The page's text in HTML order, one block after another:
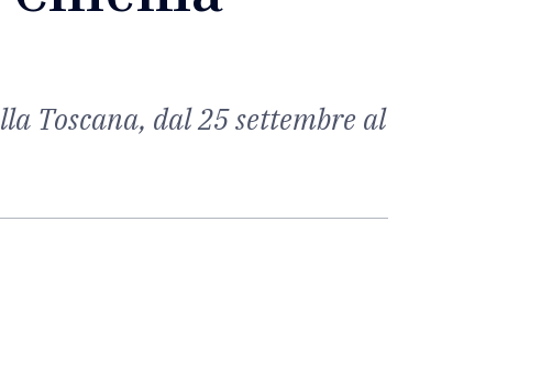
Toscana, dal 25 settembre al